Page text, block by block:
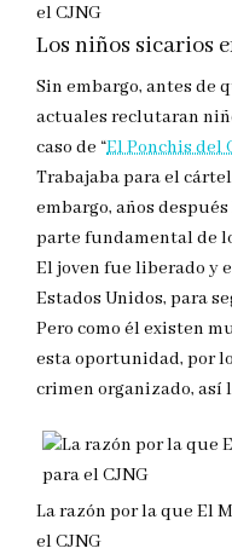
el CJNG
Los niños sicarios
Sin embargo, antes de
actuales reclutaran
caso de “El Ponchis del
Trabajaba para el
embargo, años
parte fundamental de
El joven fue liberado y
Estados Unidos, para
Pero como él existen
esta oportunidad, por
crimen organizado, así
La razón por la que El
el CJNG